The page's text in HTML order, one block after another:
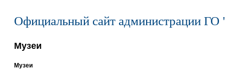
Официальный сайт администрации ГО
Музеи
Музеи